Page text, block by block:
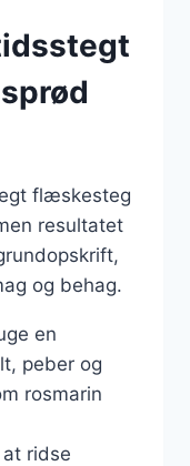
flæskesteg
resultatet
og behag.
en
peber og
rosmarin
ridse